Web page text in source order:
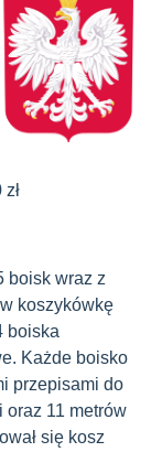
boisk wraz z
koszykówkę
boiska
Każde boisko
przepisami do
oraz 11 metrów
się kosz